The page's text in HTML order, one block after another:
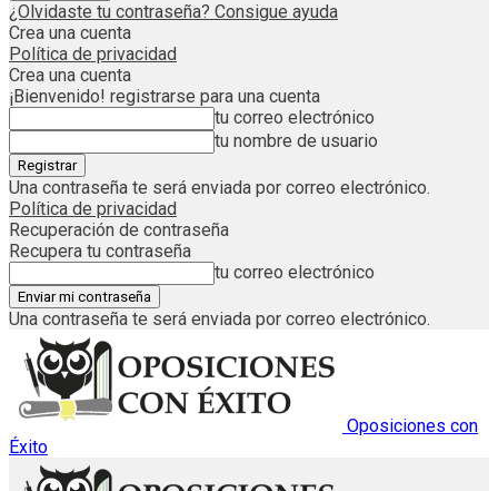
¿Olvidaste tu contraseña? Consigue ayuda
Crea una cuenta
Política de privacidad
Crea una cuenta
¡Bienvenido! registrarse para una cuenta
tu correo electrónico
tu nombre de usuario
Una contraseña te será enviada por correo electrónico.
Política de privacidad
Recuperación de contraseña
Recupera tu contraseña
tu correo electrónico
Una contraseña te será enviada por correo electrónico.
Oposiciones con
Éxito